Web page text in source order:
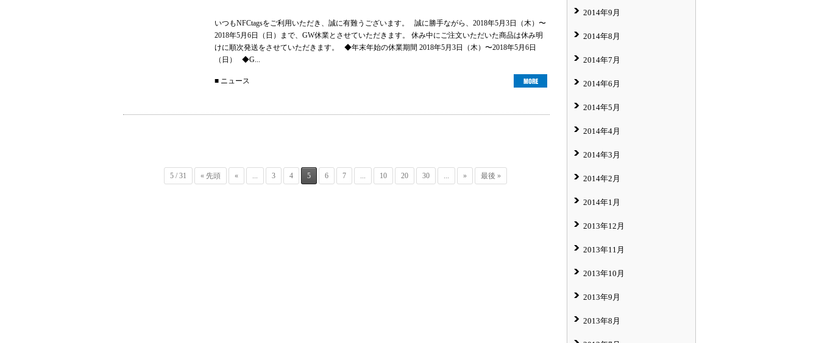
いつもNFCtagsをご利用いただき、誠に有難うございます。 誠に勝手ながら、2018年5月3日（木）〜
2018年5月6日（日）まで、GW休業とさせていただきます。 休み中にご注文いただいた商品は休み明
けに順次発送をさせていただきます。 ◆年末年始の休業期間 2018年5月3日（木）〜2018年5月6日
（日） ◆G...
■ ニュース
5 / 31 « 先頭 « ... 3 4 5 6 7 ... 10 20 30 ... » 最後 »
2014年9月
2014年8月
2014年7月
2014年6月
2014年5月
2014年4月
2014年3月
2014年2月
2014年1月
2013年12月
2013年11月
2013年10月
2013年9月
2013年8月